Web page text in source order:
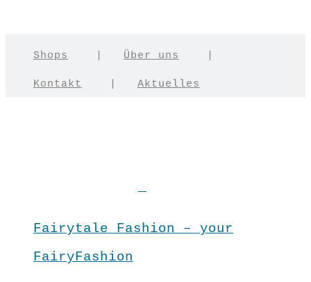
Shops Über uns
Kontakt Aktuelles
Fairytale Fashion – your
FairyFashion